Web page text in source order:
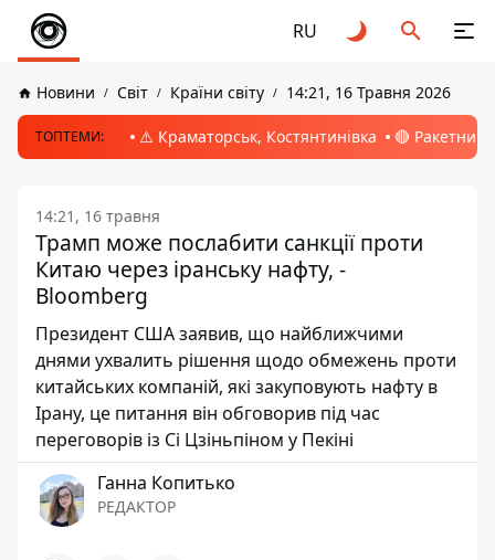
RU
Новини Світ Країни світу 14:21, 16 Травня 2026
ТОПТЕМИ: ⚠️ Краматорськ, Костянтинівка 🔴 Ракетний
14:21, 16 травня
Трамп може послабити санкції проти
Китаю через іранську нафту, -
Bloomberg
Президент США заявив, що найближчими
днями ухвалить рішення щодо обмежень проти
китайських компаній, які закуповують нафту в
Ірану, це питання він обговорив під час
переговорів із Сі Цзіньпіном у Пекіні
Ганна Копитько
РЕДАКТОР